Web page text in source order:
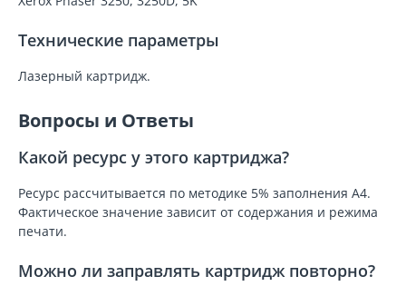
Технические параметры
Лазерный картридж.
Вопросы и Ответы
Какой ресурс у этого картриджа?
Ресурс рассчитывается по методике 5% заполнения A4.
Фактическое значение зависит от содержания и режима
печати.
Можно ли заправлять картридж повторно?